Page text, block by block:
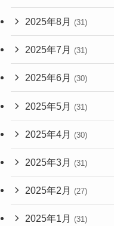
2025年8月 (31)
2025年7月 (31)
2025年6月 (30)
2025年5月 (31)
2025年4月 (30)
2025年3月 (31)
2025年2月 (27)
2025年1月 (31)